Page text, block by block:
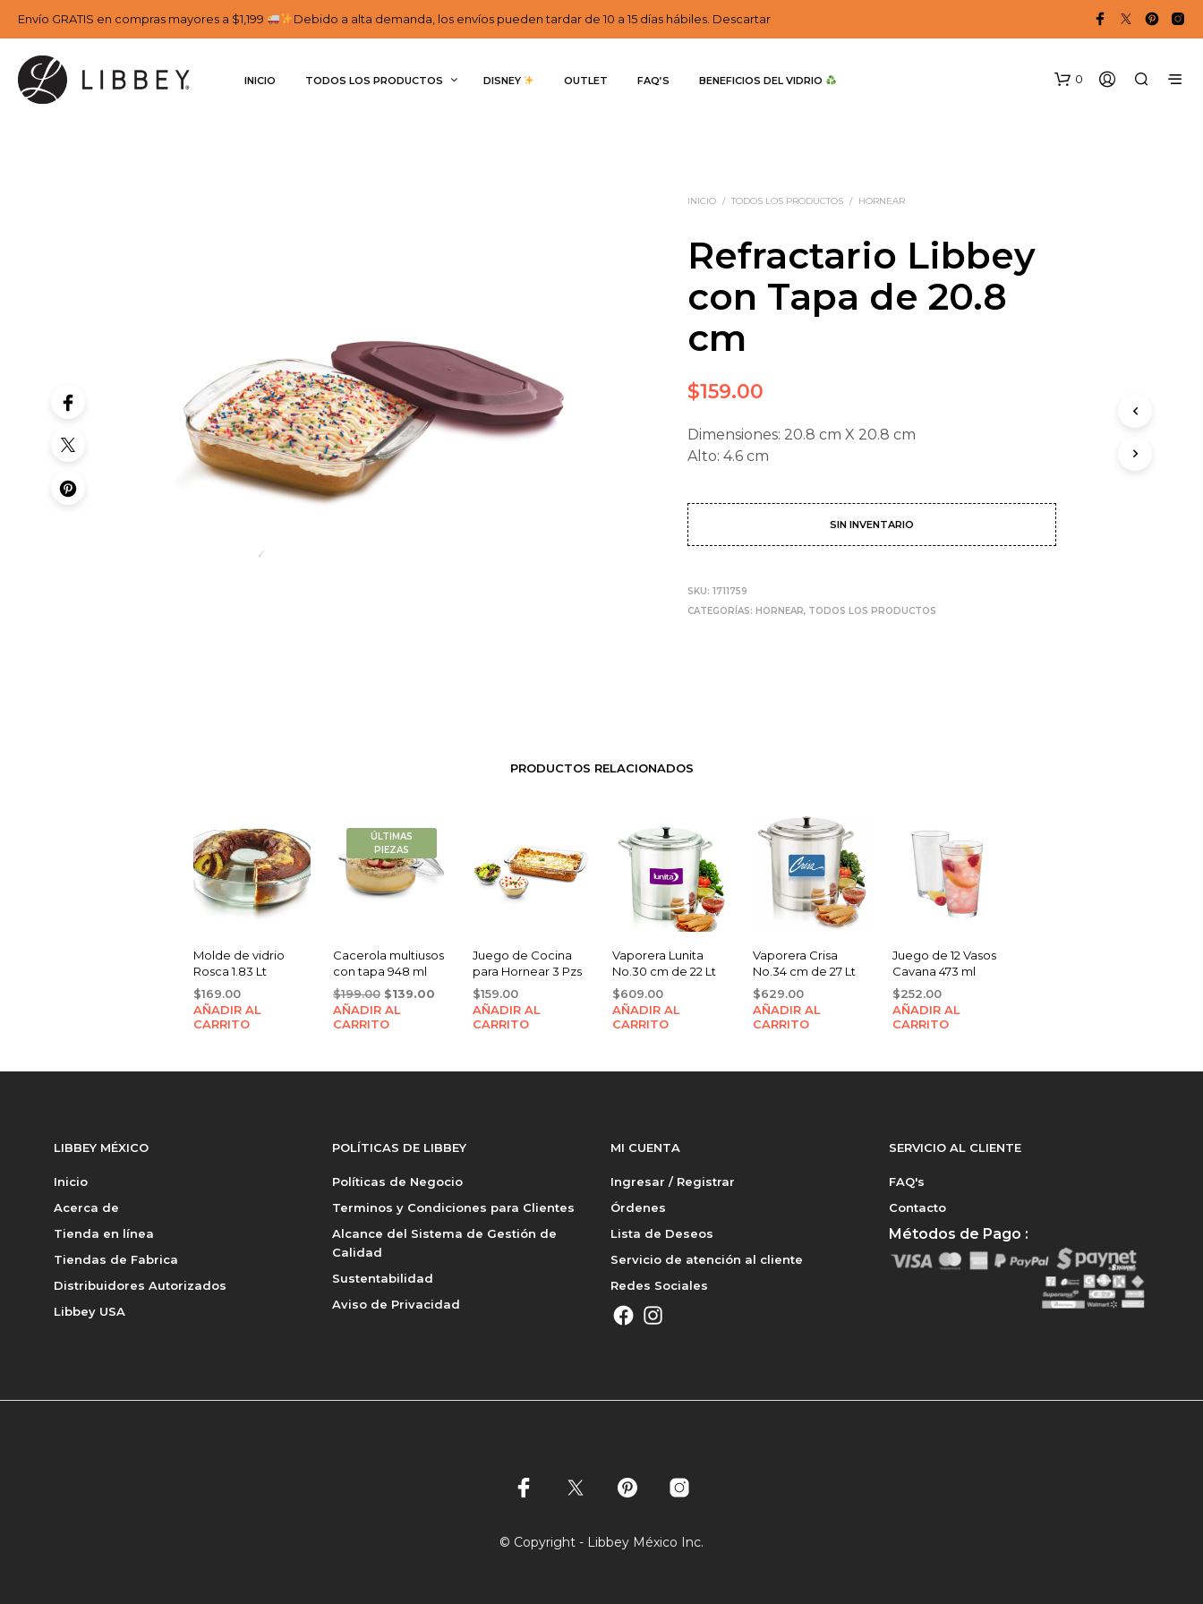
Envío GRATIS en compras mayores a $1,199 Debido a alta demanda, los envíos pueden tardar de 10 a 15 días hábiles. Descartar
INICIO TODOS LOS PRODUCTOS DISNEY OUTLET FAQ’S BENEFICIOS DEL VIDRIO 0
INICIO / TODOS LOS PRODUCTOS / HORNEAR
Refractario Libbey
con Tapa de 20.8
cm
$159.00
Dimensiones: 20.8 cm X 20.8 cm
Alto: 4.6 cm
SIN INVENTARIO
SKU:1711759
CATEGORÍAS: HORNEAR, TODOS LOS PRODUCTOS
PRODUCTOS RELACIONADOS
Molde de vidrio
Rosca 1.83 Lt
$169.00
AÑADIR AL
CARRITO
ÚLTIMAS
PIEZAS
Cacerola multiusos
con tapa 948 ml
$199.00 Original
price
was:
$139.00Current
AÑADIR AL
CARRITO
Juego de Cocina
para Hornear 3 Pzs
$159.00
AÑADIR AL
CARRITO
Vaporera Lunita
No.30 cm de 22 Lt
$609.00
AÑADIR AL
CARRITO
Vaporera Crisa
No.34 cm de 27 Lt
$629.00
AÑADIR AL
CARRITO
Juego de 12 Vasos
Cavana 473 ml
$252.00
AÑADIR AL
CARRITO
LIBBEY MÉXICO
Inicio
Acerca de
Tienda en línea
Tiendas de Fabrica
Distribuidores Autorizados
Libbey USA
POLÍTICAS DE LIBBEY
Políticas de Negocio
Terminos y Condiciones para Clientes
Alcance del Sistema de Gestión de
Calidad
Sustentabilidad
Aviso de Privacidad
MI CUENTA
Ingresar / Registrar
Órdenes
Lista de Deseos
Servicio de atención al cliente
Redes Sociales
SERVICIO AL CLIENTE
FAQ's
Contacto
Métodos de Pago :
© Copyright - Libbey México Inc.